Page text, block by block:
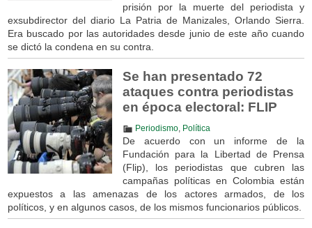
prisión por la muerte del periodista y
exsubdirector del diario La Patria de Manizales, Orlando Sierra.
Era buscado por las autoridades desde junio de este año cuando
se dictó la condena en su contra.
Se han presentado 72
ataques contra periodistas
en época electoral: FLIP
Periodismo, Política
De acuerdo con un informe de la
Fundación para la Libertad de Prensa
(Flip), los periodistas que cubren las
campañas políticas en Colombia están
expuestos a las amenazas de los actores armados, de los
políticos, y en algunos casos, de los mismos funcionarios públicos.